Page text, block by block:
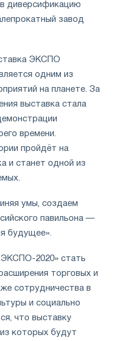
диверсификацию
завод
ЭКСПО
одним из
на планете. За
выставка стала
времени.
пройдёт на
и станет одной из
умы, создаем
павильона —
будущее».
2020» стать
торговых и
сотрудничества в
и социально
что выставку
которых будут